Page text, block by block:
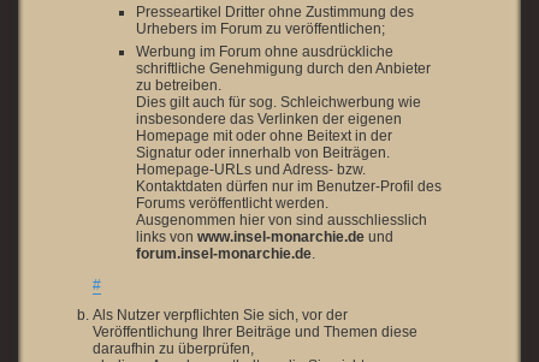
Presseartikel Dritter ohne Zustimmung des
Urhebers im Forum zu veröffentlichen;
Werbung im Forum ohne ausdrückliche
schriftliche Genehmigung durch den Anbieter
zu betreiben.
Dies gilt auch für sog. Schleichwerbung wie
insbesondere das Verlinken der eigenen
Homepage mit oder ohne Beitext in der
Signatur oder innerhalb von Beiträgen.
Homepage-URLs und Adress- bzw.
Kontaktdaten dürfen nur im Benutzer-Profil des
Forums veröffentlicht werden.
Ausgenommen hier von sind ausschliesslich
links von www.insel-monarchie.de und
forum.insel-monarchie.de
#
Als Nutzer verpflichten Sie sich, vor der
Veröffentlichung Ihrer Beiträge und Themen diese
daraufhin zu überprüfen,